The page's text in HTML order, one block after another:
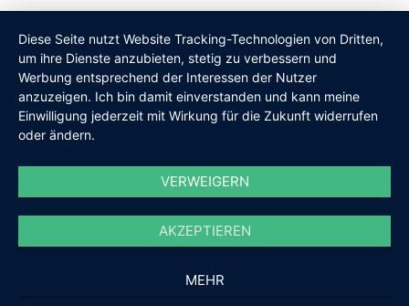
Diese Seite nutzt Website Tracking-Technologien von Dritten,
um ihre Dienste anzubieten, stetig zu verbessern und
Werbung entsprechend der Interessen der Nutzer
anzuzeigen. Ich bin damit einverstanden und kann meine
Einwilligung jederzeit mit Wirkung für die Zukunft widerrufen
oder ändern.
VERWEIGERN
AKZEPTIEREN
MEHR
Kundenbewertungen und Erfahrungen zu
100
%
ProvenExpert.com
Bewertungen auf ProvenExpert.com